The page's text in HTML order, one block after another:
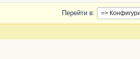
Перейти в